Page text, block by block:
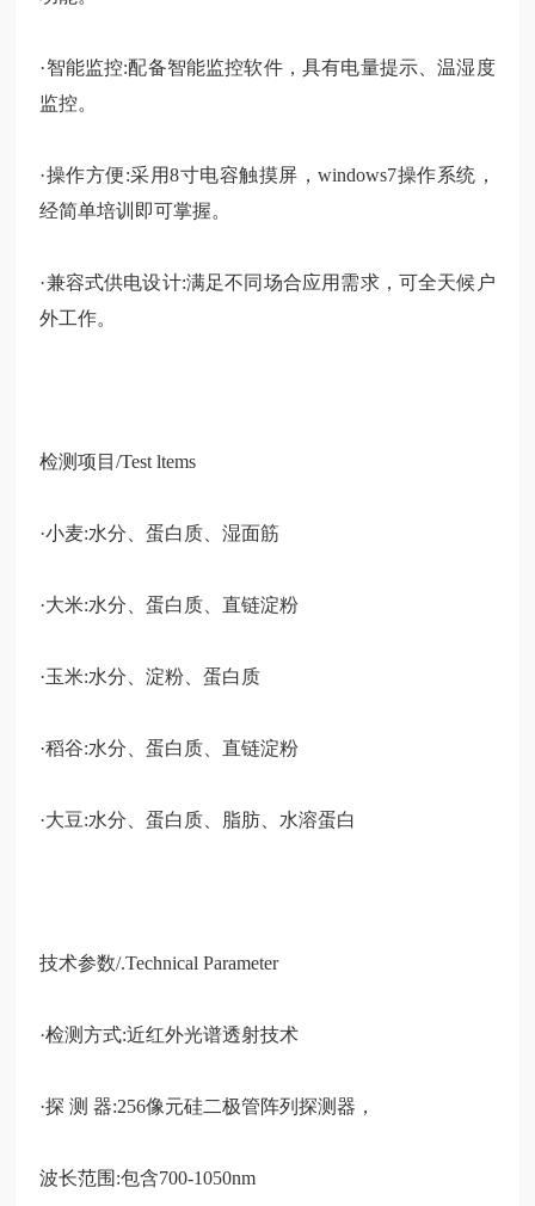
·智能监控:配备智能监控软件，具有电量提示、温湿度
监控。
·操作方便:采用8寸电容触摸屏，windows7操作系统，
经简单培训即可掌握。
·兼容式供电设计:满足不同场合应用需求，可全天候户
外工作。
检测项目/Test ltems
·小麦:水分、蛋白质、湿面筋
·大米:水分、蛋白质、直链淀粉
·玉米:水分、淀粉、蛋白质
·稻谷:水分、蛋白质、直链淀粉
·大豆:水分、蛋白质、脂肪、水溶蛋白
技术参数/.Technical Parameter
·检测方式:近红外光谱透射技术
·探 测 器:256像元硅二极管阵列探测器，
波长范围 :包含700-1050nm